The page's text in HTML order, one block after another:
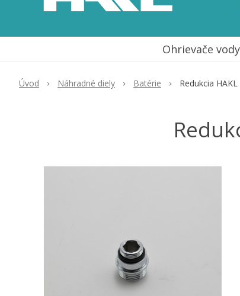
Ohrievače
Úvod Náhradné diely Batérie Redukcia